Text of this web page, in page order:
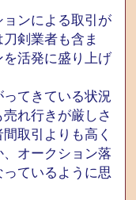
ンによる取引が
剣業者も含ま
活発に盛り上げ
てきている状況
れ行きが厳しさ
取引よりも高く
オークション落
ているように思